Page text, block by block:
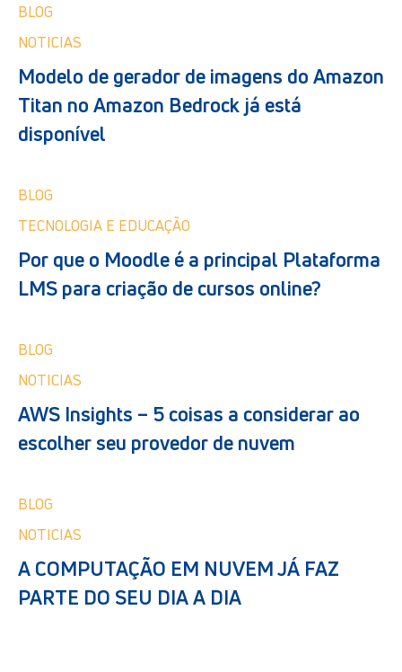
BLOG
NOTICIAS
Modelo de gerador de imagens do Amazon
Titan no Amazon Bedrock já está
disponível
BLOG
TECNOLOGIA E EDUCAÇÃO
Por que o Moodle é a principal Plataforma
LMS para criação de cursos online?
BLOG
NOTICIAS
AWS Insights – 5 coisas a considerar ao
escolher seu provedor de nuvem
BLOG
NOTICIAS
A COMPUTAÇÃO EM NUVEM JÁ FAZ
PARTE DO SEU DIA A DIA